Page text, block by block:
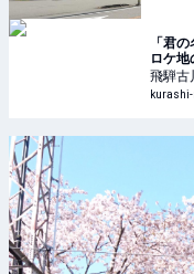
「君
ロケ地
飛騨古